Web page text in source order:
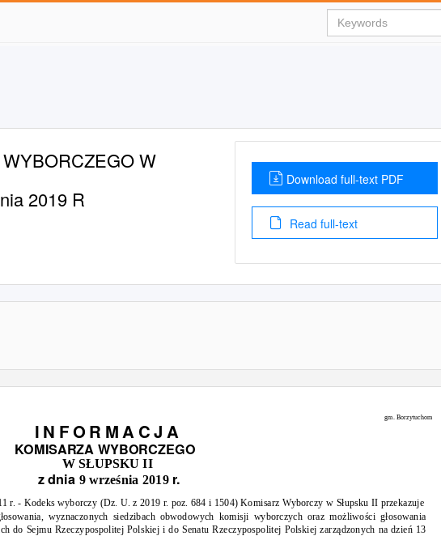
W
2019 R
Download full-text PDF
Read full-text
gm. Borzytuchom
I N F O R M A C J A
KOMISARZA WYBORCZEGO
W SŁUPSKU II
z dnia 9 września 2019 r.
r. - Kodeks wyborczy (Dz. U. z 2019 r. poz. 684 i 1504)Komisarz Wyborczy w Słupsku II przekazuje
wyznaczonych siedzibach obwodowych komisji wyborczych oraz możliwości głosowania
do Sejmu Rzeczypospolitej Polskiej i do Senatu Rzeczypospolitej Polskiejzarządzonych na dzień 13